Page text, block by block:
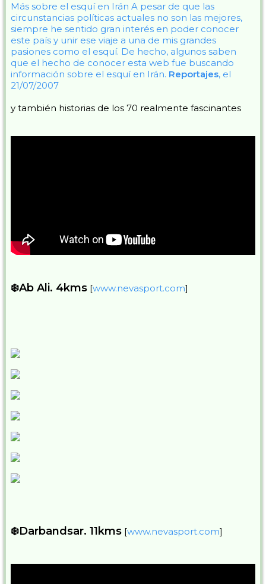
Más sobre el esquí en Irán A pesar de que las
circunstancias políticas actuales no son las mejores,
siempre he sentido gran interés en poder conocer
este país y unir ese viaje a una de mis grandes
pasiones como el esquí. De hecho, algunos saben
que el hecho de conocer esta web fue buscando
información sobre el esquí en Irán. Reportajes, el
21/07/2007
y también historias de los 70 realmente fascinantes
❄️Ab Ali. 4kms [www.nevasport.com]
❄️Darbandsar. 11kms [www.nevasport.com]